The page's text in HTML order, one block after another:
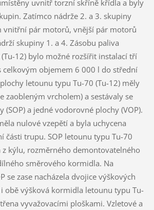
uvnitř torzní skříně křídla a byly
Zatímco nádrže 2. a 3. skupiny
vnitřní pár motorů, vnější pár motorů
skupiny 1. a 4. Zásobu paliva
12) bylo možné rozšířit instalací tří
celkovým objemem 6 000 l do střední
letounu typu Tu-70 (Tu-12) měly
zaobleným vrcholem) a sestávaly se
(SOP) a jedné vodorovné plochy (VOP).
nulové vzepětí a byla uchycena
části trupu. SOP letounu typu Tu-70
z kýlu, rozměrného demontovatelného
směrového kormidla. Na
se zase nacházela dvojice výškových
obě výšková kormidla letounu typu Tu-
vyvažovacími ploškami. Vzletové a